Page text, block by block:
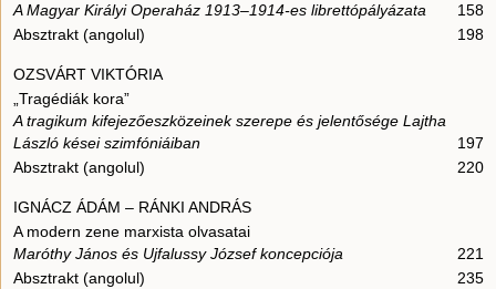
A Magyar Királyi Operaház 1913–1914-es librettópályázata
158
Absztrakt (angolul)
198
OZSVÁRT VIKTÓRIA
„Tragédiák kora”
A tragikum kifejezőeszközeinek szerepe és jelentősége Lajtha
László kései szimfóniáiban
197
Absztrakt (angolul)
220
IGNÁCZ ÁDÁM – RÁNKI ANDRÁS
A modern zene marxista olvasatai
Maróthy János és Ujfalussy József koncepciója
221
Absztrakt (angolul)
235